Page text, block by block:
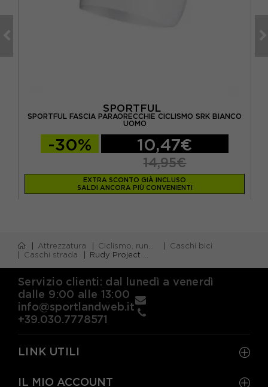
SPORTFUL
SPORTFUL FASCIA PARAORECCHIE CICLISMO SRK BIANCO
UOMO
-30% 10,47€
14,95€
EXTRA SCONTO GIÀ INCLUSO
SALDI ANCORA PIÙ CONVENIENTI
Attrezzatura Ciclismo, running e piscina
Caschi bici
Caschi strada
Rudy Project Casco Crossway Bianco Matte
Servizio clienti: dal lunedì a venerdì
dalle 9:00 alle 13:00
info@sportlandweb.it
+39.030.7778571
LINK UTILI
IL MIO ACCOUNT